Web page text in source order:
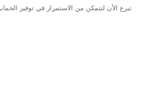
تبرع الأن لنتمكن من الاستمرار في توفير